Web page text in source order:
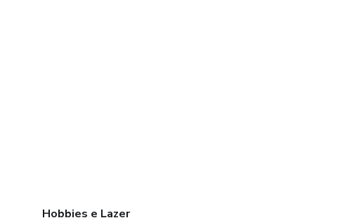
Hobbies e Lazer